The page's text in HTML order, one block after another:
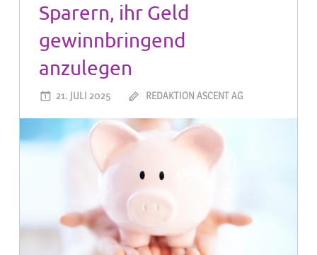
Sparern, ihr Geld
gewinnbringend
anzulegen
21. JULI 2025 REDAKTION ASCENT AG